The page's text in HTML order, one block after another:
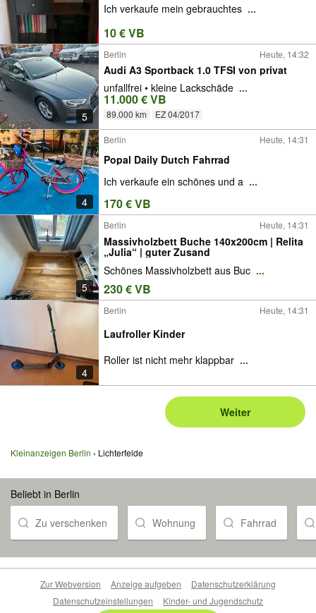
Ich verkaufe mein gebrauchtes ...
10 € VB
5
Berlin Heute, 14:32
Audi A3 Sportback 1.0 TFSI von privat
unfallfrei • kleine Lackschäde ...
11.000 € VB
89.000 km EZ 04/2017
4
Berlin Heute, 14:31
Popal Daily Dutch Fahrrad
Ich verkaufe ein schönes und a ...
170 € VB
5
Berlin Heute, 14:31
Massivholzbett Buche 140x200cm | Relita
„Julia“ | guter Zusand
Schönes Massivholzbett aus Buc ...
230 € VB
4
Berlin Heute, 14:31
Laufroller Kinder
Roller ist nicht mehr klappbar ...
Weiter
Kleinanzeigen Berlin Lichterfelde
Beliebt in Berlin
Zu verschenken Wohnung Fahrrad
Zur Webversion Anzeige aufgeben
Datenschutzerklärung
Datenschutzeinstellungen
Kinder- und Jugendschutz